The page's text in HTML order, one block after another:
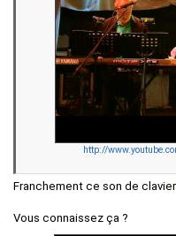
http://
Franchement ce son de clavier
Vous connaissez ça ?